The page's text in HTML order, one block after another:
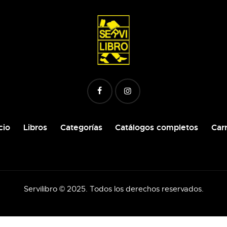
Libros Categorías Catálogos completos
Servilibro © 2025. Todos los derechos reservados.